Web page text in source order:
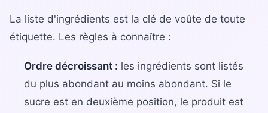
Devenez franchisé(e)
Nos centres
Contact
La liste d'ingrédients est la clé de voûte de toute
étiquette. Les règles à connaître :
Ordre décroissant : les ingrédients sont listés
du plus abondant au moins abondant. Si le
sucre est en deuxième position, le produit est